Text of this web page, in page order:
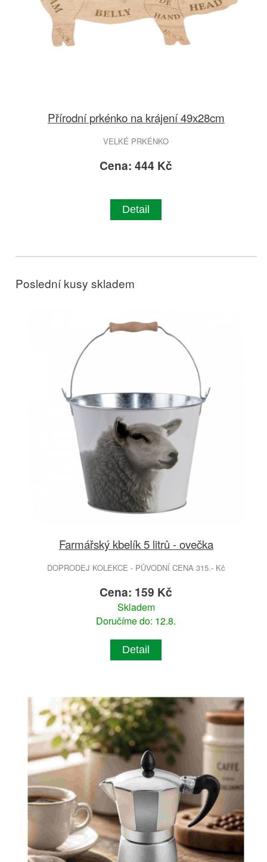
Přírodní prkénko na krájení 49x28cm
VELKÉ PRKÉNKO
Cena: 444 Kč
Detail
Poslední kusy skladem
Farmářský kbelík 5 litrů - ovečka
DOPRODEJ KOLEKCE - PŮVODNÍ CENA 315.- Kč
Cena: 159 Kč
Skladem
Doručíme do: 12.8.
Detail